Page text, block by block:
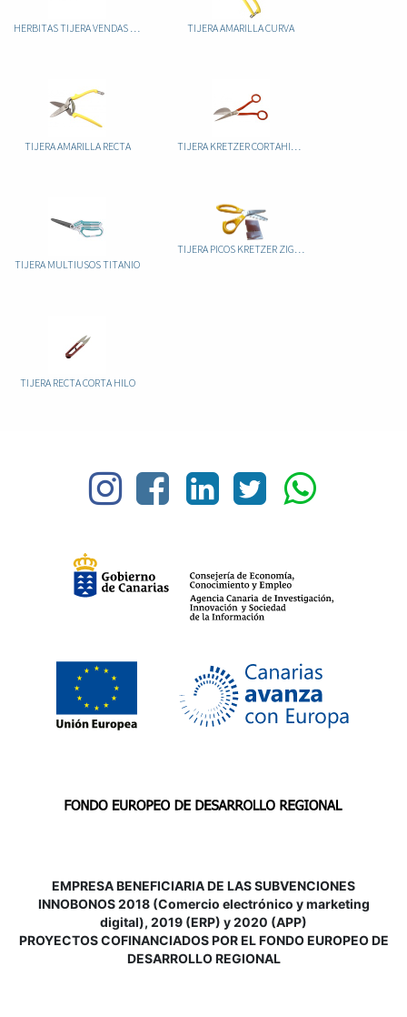
TIJERA AMARILLA CURVA
TIJERA AMARILLA RECTA
TIJERA MULTIUSOS TITANIO
TIJERA PICOS KRETZER ZIG ZAP
TIJERA RECTA CORTA HILO
EMPRESA BENEFICIARIA DE LAS SUBVENCIONES
INNOBONOS 2018 (Comercio electrónico y marketing
digital), 2019 (ERP) y 2020 (APP)
PROYECTOS COFINANCIADOS POR EL FONDO EUROPEO DE
DESARROLLO REGIONAL